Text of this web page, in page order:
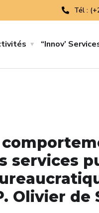
Tél :
“Innov’
services
Olivier de